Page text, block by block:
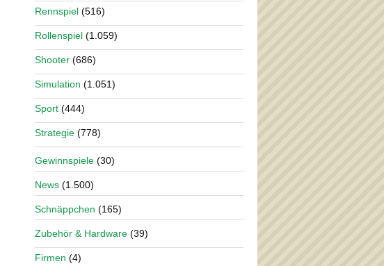
Rennspiel (516)
Rollenspiel (1.059)
Shooter (686)
Simulation (1.051)
Sport (444)
Strategie (778)
Gewinnspiele (30)
News (1.500)
Schnäppchen (165)
Zubehör & Hardware (39)
Firmen (4)